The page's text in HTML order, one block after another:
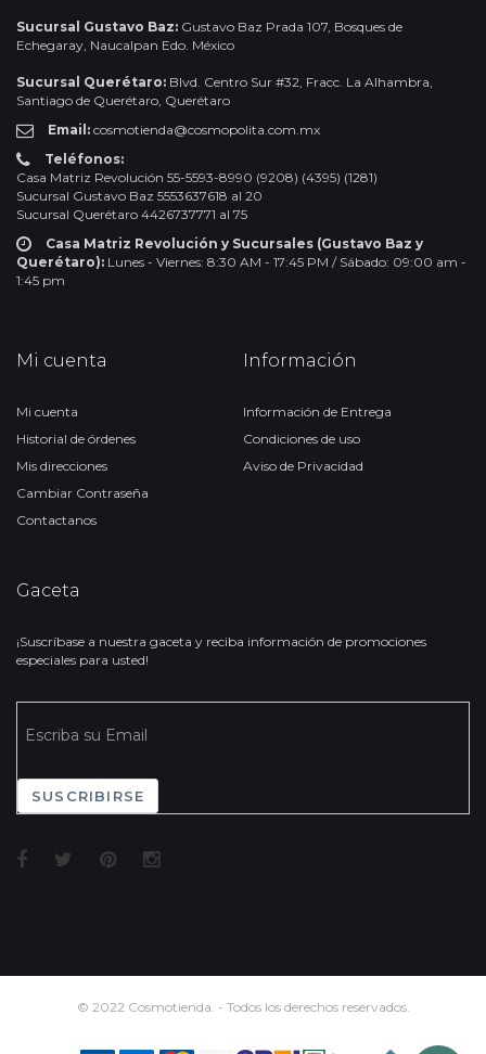
Sucursal Gustavo Baz: Gustavo Baz Prada 107, Bosques de
Echegaray, Naucalpan Edo. México
Sucursal Querétaro: Blvd. Centro Sur #32, Fracc. La Alhambra,
Santiago de Querétaro, Querétaro
Email: cosmotienda@cosmopolita.com.mx
Teléfonos:
Casa Matriz Revolución 55-5593-8990 (9208) (4395) (1281)
Sucursal Gustavo Baz 5553637618 al 20
Sucursal Querétaro 4426737771 al 75
Casa Matriz Revolución y Sucursales (Gustavo Baz y
Querétaro): Lunes - Viernes: 8:30 AM - 17:45 PM / Sábado: 09:00 am -
1:45 pm
Mi cuenta
Mi cuenta
Historial de órdenes
Mis direcciones
Cambiar Contraseña
Contactanos
Información
Información de Entrega
Condiciones de uso
Aviso de Privacidad
Gaceta
¡Suscríbase a nuestra gaceta y reciba información de promociones
especiales para usted!
SUSCRIBIRSE
© 2022 Cosmotienda. - Todos los derechos reservados.